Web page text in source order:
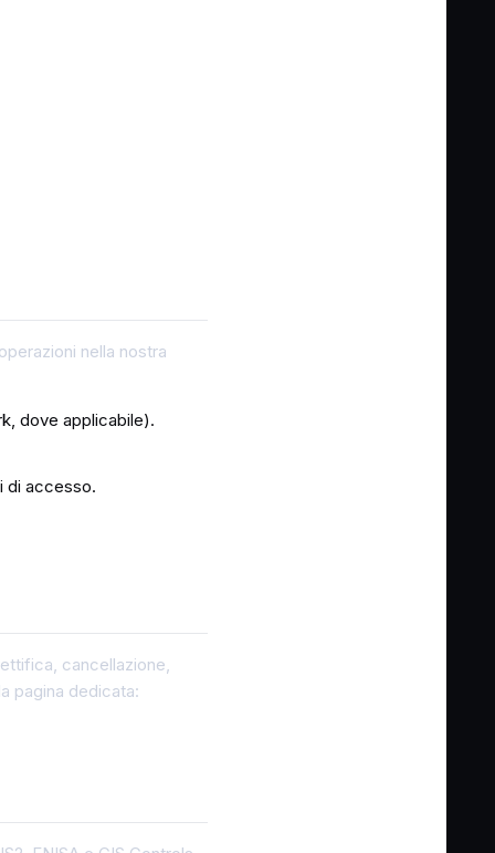
nella nostra
dove applicabile).
di accesso.
cancellazione,
pagina dedicata: